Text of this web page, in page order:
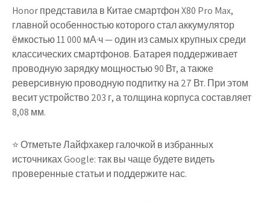
Honor представила в Китае смартфон X80 Pro Max,
главной особенностью которого стал аккумулятор
ёмкостью 11 000 мА·ч — один из самых крупных среди
классических смартфонов. Батарея поддерживает
проводную зарядку мощностью 90 Вт, а также
реверсивную проводную подпитку на 27 Вт. При этом
весит устройство 203 г, а толщина корпуса составляет
8,08 мм.
⭐ Отметьте Лайфхакер галочкой в избранных
источниках Google: так вы чаще будете видеть
проверенные статьи и поддержите нас.